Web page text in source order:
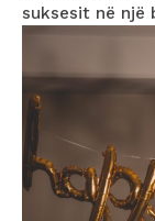
suksesit në një